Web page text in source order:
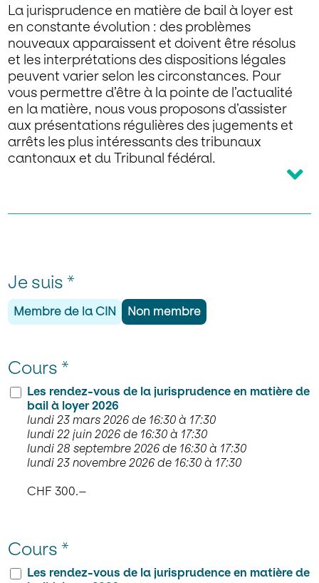
La jurisprudence en matière de bail à loyer est
en constante évolution : des problèmes
nouveaux apparaissent et doivent être résolus
et les interprétations des dispositions légales
peuvent varier selon les circonstances. Pour
vous permettre d’être à la pointe de l’actualité
en la matière, nous vous proposons d’assister
aux présentations régulières des jugements et
arrêts les plus intéressants des tribunaux
cantonaux et du Tribunal fédéral.
lundi 23 novembre 2026 de 16:30 à 17:30
Animation
M. Jacques Ansermet, Me Géraldine Schmidt et
Objectifs
principes dégagés par les tribunaux dans un
exposé clair et concis ainsi que commenter
l’évolution jurisprudentielle.
Public cible
l’évolution de l’application du droit du bail par les
Lieu
Par Webinaire
cours
Je suis *
Membre de la CIN Non membre
Cours *
Les rendez-vous de la jurisprudence en matière de
bail à loyer 2026
lundi 23 mars 2026 de 16:30 à 17:30
lundi 22 juin 2026 de 16:30 à 17:30
lundi 28 septembre 2026 de 16:30 à 17:30
lundi 23 novembre 2026 de 16:30 à 17:30
CHF 300.–
Cours *
Les rendez-vous de la jurisprudence en matière de